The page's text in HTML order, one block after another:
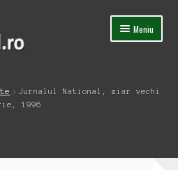
Meniu
Jurnalul National, ziar vechi
1996